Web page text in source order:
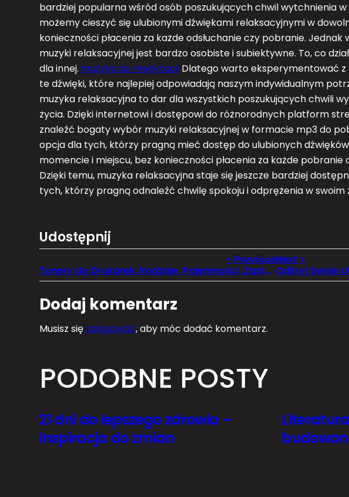
bardziej popularna wśród osób poszukujących chwil wytchnienia w
możemy cieszyć się ulubionymi dźwiękami relaksacyjnymi w
konieczności płacenia za każde odsłuchanie czy pobranie.
muzyki relaksacyjnej jest bardzo osobiste i subiektywne. To, co
dla innej. muzyka do medytacji Dlatego warto eksperymentować z
te dźwięki, które najlepiej odpowiadają naszym indywidualnym
muzyka relaksacyjna to dar dla wszystkich poszukujących chwili
życia. Dzięki internetowi i dostępowi do różnorodnych platform
znaleźć bogaty wybór muzyki relaksacyjnej w formacie mp3 do
opcja dla tych, którzy pragną mieć dostęp do ulubionych
momencie i miejscu, bez konieczności płacenia za każde pobranie
Dzięki temu, muzyka relaksacyjna staje się jeszcze bardziej
tych, którzy pragną odnaleźć chwilę spokoju i odprężenia w swoim
Udostępnij
Tonery do Drukarek: Rodzaje, Pojemności, Zastosowania
Dodaj komentarz
Musisz się zalogować, aby móc dodać komentarz.
PODOBNE POSTY
21 dni do lepszego zdrowia –
inspiracja do zmian